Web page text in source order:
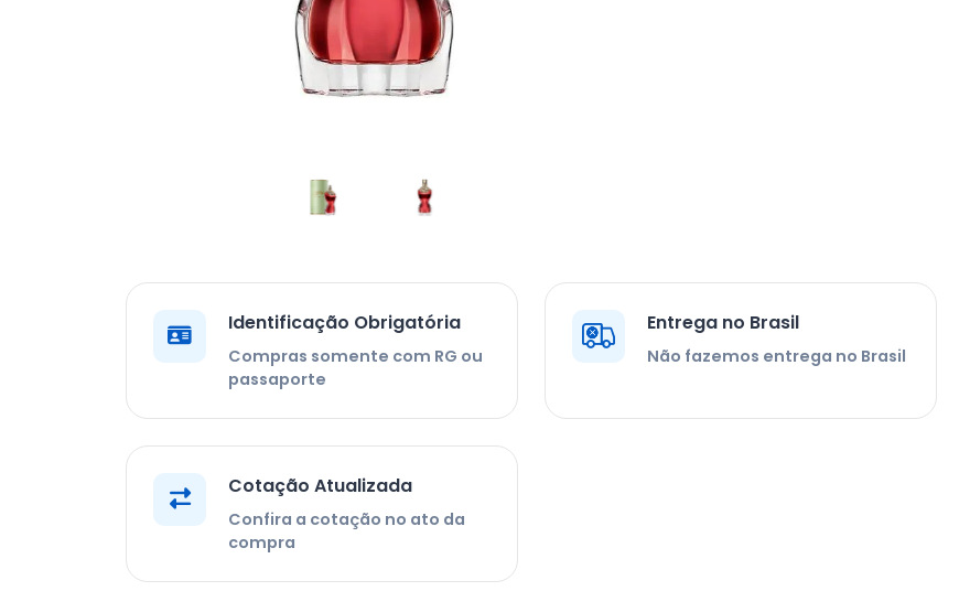
Identificação Obrigatória
Compras somente com RG ou
passaporte
Entrega no Brasil
Não fazemos entrega no Brasil
Cotação Atualizada
Confira a cotação no ato da
compra